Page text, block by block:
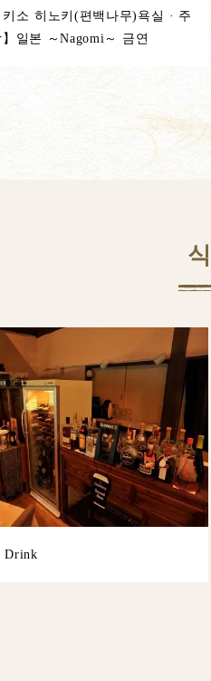
키소 히노키(편백나무)욕실 · 주
일본 ～Nagomi～ 금연
Drink